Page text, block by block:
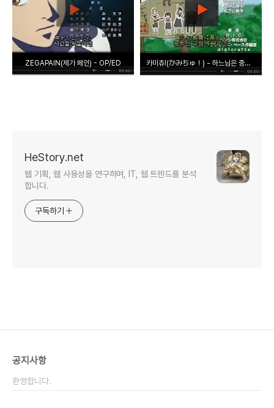
ZEGAPAIN(제가 페인) - OP/ED 카미츄!(かみちゅ！) - 하느님은 중학생 OP/ED
HeStory.net
웹 기획, 웹 사용성을 연구하며, IT, 웹 트렌드를 분석
합니다.
구독하기
공지사항
환영합니다.